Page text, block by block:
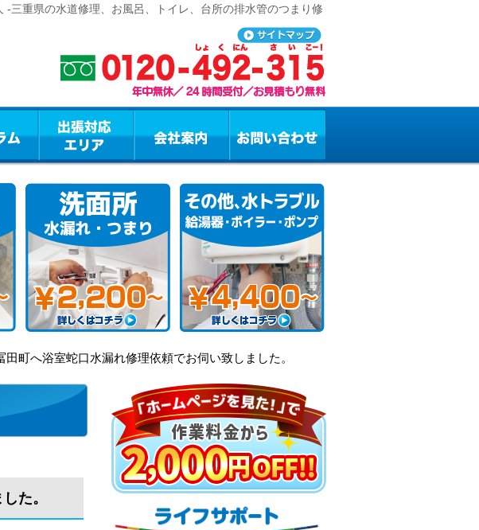
三重県の水道修理、お風呂、トイレ、台所の排水管のつまり修
町へ浴室蛇口水漏れ修理依頼でお伺い致しました。
た。